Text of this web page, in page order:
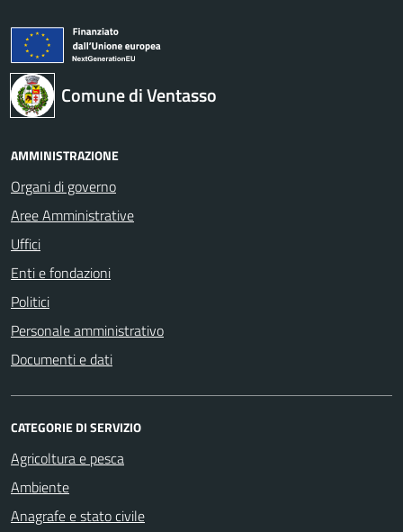
Comune di Ventasso
AMMINISTRAZIONE
Organi di governo
Aree Amministrative
Uffici
Enti e fondazioni
Politici
Personale amministrativo
Documenti e dati
CATEGORIE DI SERVIZIO
Agricoltura e pesca
Ambiente
Anagrafe e stato civile